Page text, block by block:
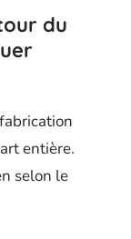
du
entière.
selon le